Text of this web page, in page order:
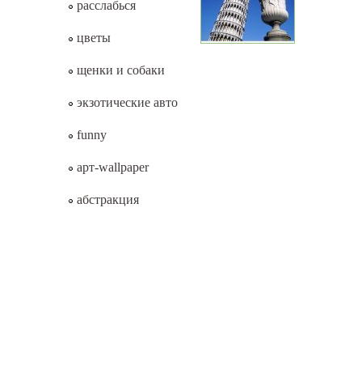
расслабься
цветы
щенки и собаки
экзотические авто
funny
арт-wallpaper
абстракция